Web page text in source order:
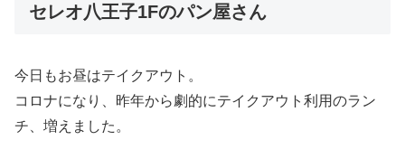
セレオ八王子1Fのパン屋さん
今日もお昼はテイクアウト。
コロナになり、昨年から劇的にテイクアウト利用のラン
チ、増えました。